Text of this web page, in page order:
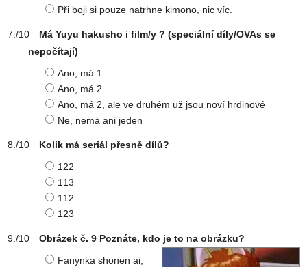
Při boji si pouze natrhne kimono, nic víc.
Má Yuyu hakusho i film/y ? (speciální díly/OVAs se
nepočítají)
Ano, má 1
Ano, má 2
Ano, má 2, ale ve druhém už jsou noví hrdinové
Ne, nemá ani jeden
Kolik má seriál přesně dílů?
122
113
112
123
Obrázek č. 9 Poznáte, kdo je to na obrázku?
Fanynka shonen ai,